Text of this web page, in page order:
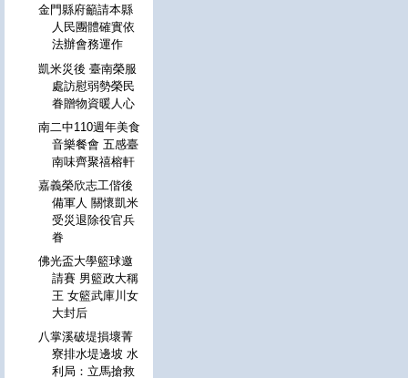
金門縣府籲請本縣
人民團體確實依
法辦會務運作
凱米災後 臺南榮服
處訪慰弱勢榮民
眷贈物資暖人心
南二中110週年美食
音樂餐會 五感臺
南味齊聚禧榕軒
嘉義榮欣志工偕後
備軍人 關懷凱米
受災退除役官兵
眷
佛光盃大學籃球邀
請賽 男籃政大稱
王 女籃武庫川女
大封后
八掌溪破堤損壞菁
寮排水堤邊坡 水
利局：立馬搶救